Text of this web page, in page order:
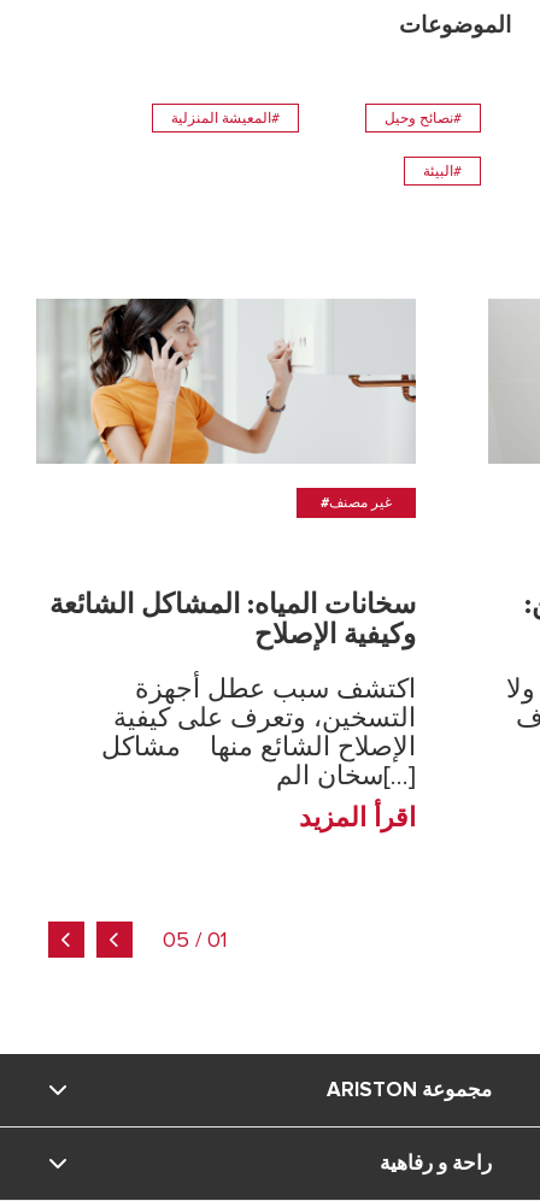
الموضوعات
#نصائح وحيل #المعيشة المنزلية
#البيئة
#غير مصنف
سخانات المياه: المشاكل الشائعة
وكيفية الإصلاح
اكتشف سبب عطل أجهزة
التسخين، وتعرف على كيفية
الإصلاح الشائع منها مشاكل
سخان الم[...]
اقرأ المزيد
01 / 05
مجموعة ARISTON
ماركة Ariston
راحة و رفاهية